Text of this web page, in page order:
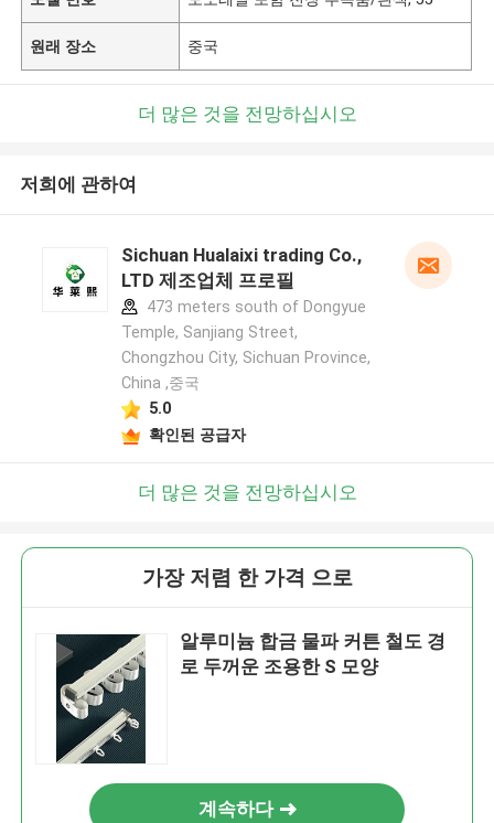
원래 장소 중국
더 많은 것을 전망하십시오
저희에 관하여
Sichuan Hualaixi trading Co.,
LTD 제조업체 프로필
473 meters south of Dongyue
Temple, Sanjiang Street,
Chongzhou City, Sichuan Province,
China ,중국
5.0
확인된 공급자
더 많은 것을 전망하십시오
가장 저렴 한 가격 으로
알루미늄 합금 물파 커튼 철도 경
로 두꺼운 조용한 S 모양
계속하다